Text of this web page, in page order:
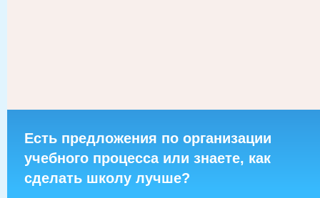
Есть предложения по организации
учебного процесса или знаете, как
сделать школу лучше?